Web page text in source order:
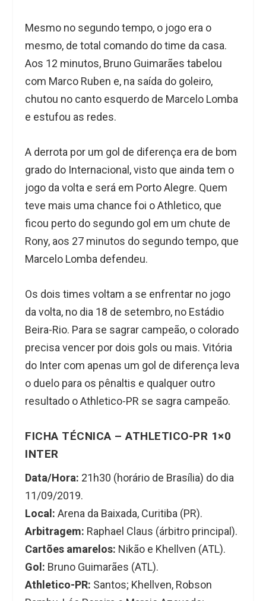
Mesmo no segundo tempo, o jogo era o
mesmo, de total comando do time da casa.
Aos 12 minutos, Bruno Guimarães tabelou
com Marco Ruben e, na saída do goleiro,
chutou no canto esquerdo de Marcelo Lomba
e estufou as redes.
A derrota por um gol de diferença era de bom
grado do Internacional, visto que ainda tem o
jogo da volta e será em Porto Alegre. Quem
teve mais uma chance foi o Athletico, que
ficou perto do segundo gol em um chute de
Rony, aos 27 minutos do segundo tempo, que
Marcelo Lomba defendeu.
Os dois times voltam a se enfrentar no jogo
da volta, no dia 18 de setembro, no Estádio
Beira-Rio. Para se sagrar campeão, o colorado
precisa vencer por dois gols ou mais. Vitória
do Inter com apenas um gol de diferença leva
o duelo para os pênaltis e qualquer outro
resultado o Athletico-PR se sagra campeão.
FICHA TÉCNICA – ATHLETICO-PR 1×0
INTER
Data/Hora: 21h30 (horário de Brasília) do dia
11/09/2019.
Local: Arena da Baixada, Curitiba (PR).
Arbitragem: Raphael Claus (árbitro principal).
Cartões amarelos: Nikão e Khellven (ATL).
Gol: Bruno Guimarães (ATL).
Athletico-PR: Santos; Khellven, Robson